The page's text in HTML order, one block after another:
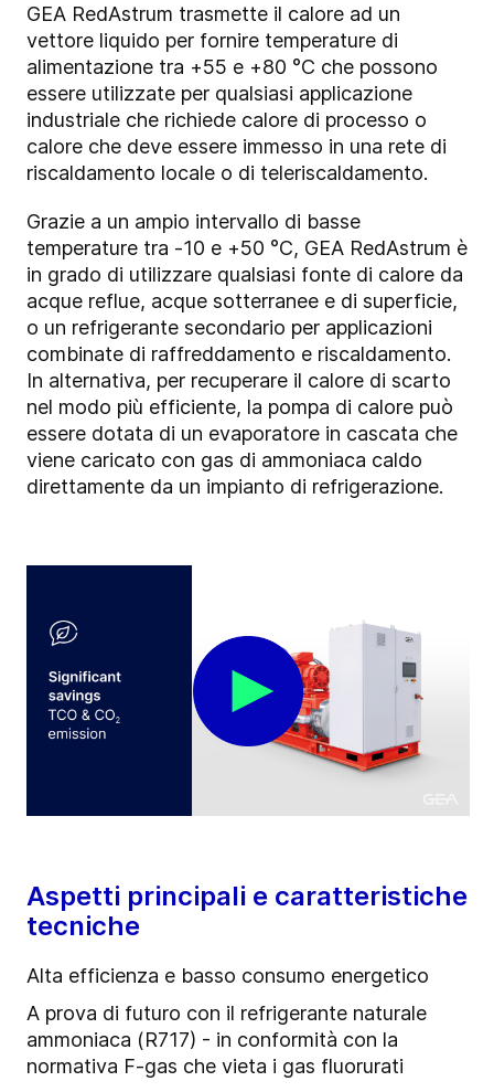
GEA RedAstrum trasmette il calore ad un
vettore liquido per fornire temperature di
alimentazione tra +55 e +80 °C che possono
essere utilizzate per qualsiasi applicazione
industriale che richiede calore di processo o
calore che deve essere immesso in una rete di
riscaldamento locale o di teleriscaldamento.
Grazie a un ampio intervallo di basse
temperature tra -10 e +50 °C, GEA RedAstrum è
in grado di utilizzare qualsiasi fonte di calore da
acque reflue, acque sotterranee e di superficie,
o un refrigerante secondario per applicazioni
combinate di raffreddamento e riscaldamento.
In alternativa, per recuperare il calore di scarto
nel modo più efficiente, la pompa di calore può
essere dotata di un evaporatore in cascata che
viene caricato con gas di ammoniaca caldo
direttamente da un impianto di refrigerazione.
Aspetti principali e caratteristiche
tecniche
Alta efficienza e basso consumo energetico
A prova di futuro con il refrigerante naturale
ammoniaca (R717) - in conformità con la
normativa F-gas che vieta i gas fluorurati